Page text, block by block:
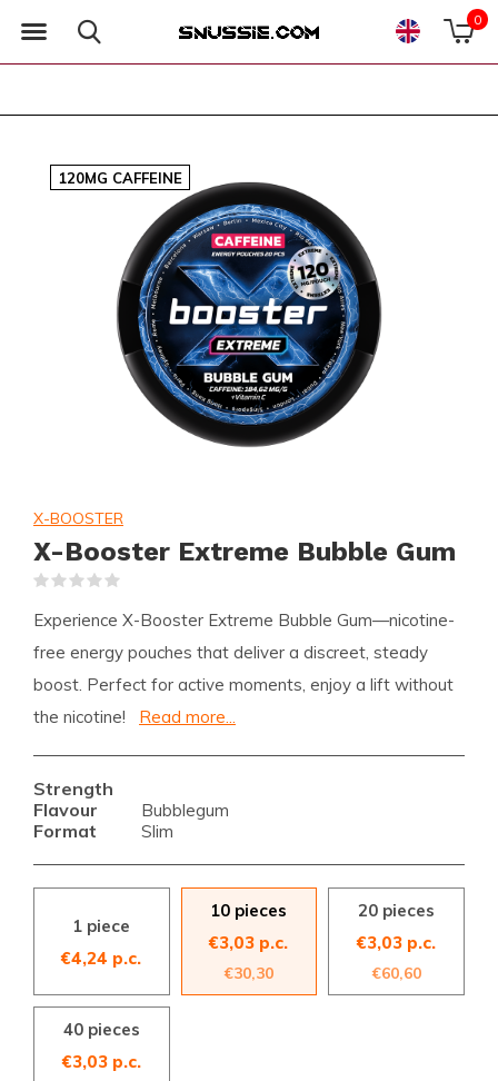
0
120MG CAFFEINE
X-BOOSTER
X-Booster Extreme Bubble Gum
Experience X-Booster Extreme Bubble Gum—nicotine-
free energy pouches that deliver a discreet, steady
boost. Perfect for active moments, enjoy a lift without
the nicotine!
Read more...
Strength
Flavour
Bubblegum
Format Slim
1 piece
€4,24 p.c.
10 pieces
€3,03 p.c.
€30,30
20 pieces
€3,03 p.c.
€60,60
40 pieces
€3,03 p.c.